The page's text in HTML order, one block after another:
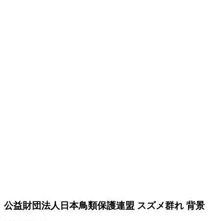
公益財団法人日本鳥類保護連盟 スズメ群れ 背景